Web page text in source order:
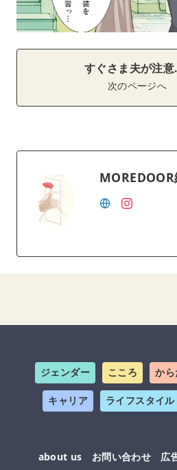
すぐさま夫が注
次のページへ
ジェンダー こころ から
キャリア ライフスタイル
about us お問い合わせ 広